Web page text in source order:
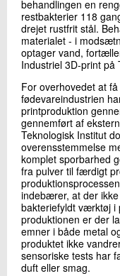
behandlingen en
restbakterier 118
drejet rustfrit stål.
materialet - i
optager vand,
Industriel 3D-print på
For overhovedet at
fødevareindustrien
printproduktion
gennemført af
Teknologisk Institut
overensstemmelse
komplet sporbarhed
fra pulver til færdigt
indebærer, at der
bakteriefyldt værktøj i
produktionen er der
emner i både metal
produktet ikke
sensoriske tests har
duft eller smag.